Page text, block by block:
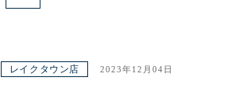
レイクタウン店 2023年12月04日